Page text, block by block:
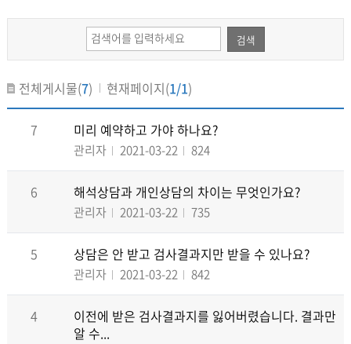
검색
전체게시물(7) 현재페이지(1/1)
7 미리 예약하고 가야 하나요?
관리자 2021-03-22 824
6 해석상담과 개인상담의 차이는 무엇인가요?
관리자 2021-03-22 735
5 상담은 안 받고 검사결과지만 받을 수 있나요?
관리자 2021-03-22 842
4
이전에 받은 검사결과지를 잃어버렸습니다. 결과만
알 수...